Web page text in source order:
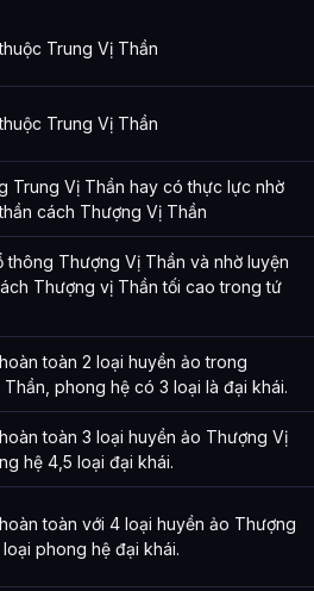
Trung Vị Thần
Trung Vị Thần
Trung Vị Thần hay có thực lực nhờ
cách Thượng Vị Thần
thông Thượng Vị Thần và nhờ luyện
Thượng vị Thần tối cao trong tứ
toàn 2 loại huyền ảo trong
phong hệ có 3 loại là đại khái.
toàn 3 loại huyền ảo Thượng Vị
hệ 4,5 loại đại khái.
toàn với 4 loại huyền ảo Thượng
phong hệ đại khái.